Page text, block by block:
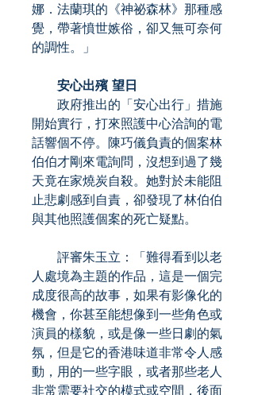
娜．法蘭琪的《神祕森林》那種感
覺，帶著憤世嫉俗，卻又無可奈何
的調性。」
安心出殯 望日
政府推出的「安心出行」措施
開始實行，打來照護中心洽詢的電
話響個不停。陳巧儀負責的個案林
伯伯才剛來電詢問，沒想到過了幾
天竟在家燒炭自殺。她對於未能阻
止悲劇感到自責，卻發現了林伯伯
與其他照護個案的死亡疑點。
評審朱玉立：「難得看到以老
人處境為主題的作品，這是一個完
成度很高的故事，如果有影像化的
機會，你甚至能想像到一些角色或
演員的樣貌，或是像一些日劇的氣
氛，但是它的香港味道非常令人感
動，用的一些字眼，或者那些老人
非常需要社交的模式或空間，後面